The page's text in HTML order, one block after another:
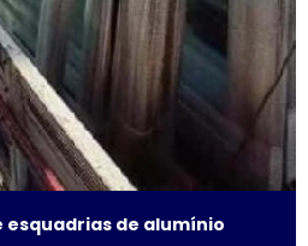
em sp
de correr
de correr em sp
de giro
esquadrias de alumínio